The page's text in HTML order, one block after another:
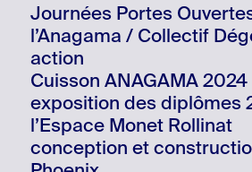
Journées Portes
l’Anagama / Collectif
action
Cuisson ANAGAMA 2024
exposition des diplômes
l’Espace Monet Rollinat
conception et